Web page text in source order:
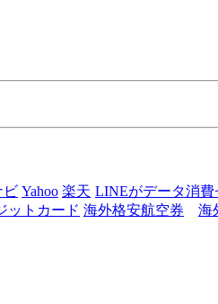
ビ Yahoo 楽天 LINEがデータ消費
ットカード 海外格安航空券 海